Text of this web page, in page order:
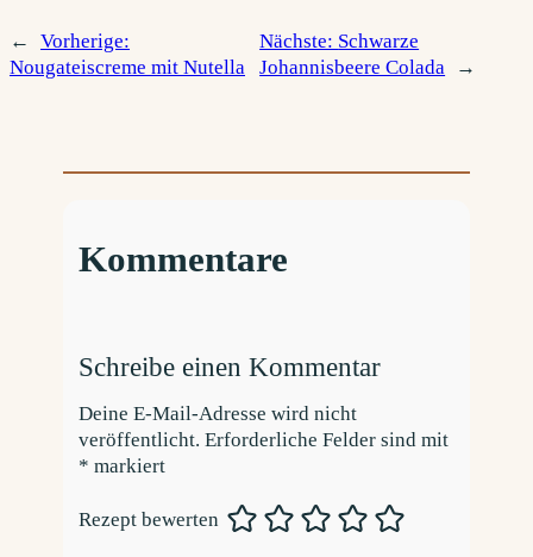
←
Vorherige:
Nougateiscreme mit Nutella
Nächste: Schwarze
Johannisbeere Colada
→
Kommentare
Schreibe einen Kommentar
Deine E-Mail-Adresse wird nicht
veröffentlicht. Erforderliche Felder sind mit
* markiert
Rezept bewerten